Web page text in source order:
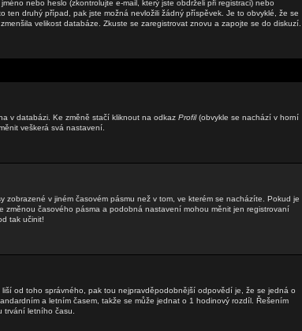
nebo heslo (zkontrolujte e-mail, který jste obdrželi při registraci) nebo
ten druhý případ, pak jste možná nevložili žádný příspěvek. Je to obvyklé, že se
velikost databáze. Zkuste se zaregistrovat znovu a zapojte se do diskuzí.
v databázi. Ke změně stačí kliknout na odkaz Profil(obvykle se nachází v horní
veškerá svá nastavení.
zobrazené v jiném časovém pásmu než v tom, ve kterém se nacházíte. Pokud je
změnou časového pásma a podobná nastavení mohou měnit jen registrovaní
tak učinit!
od toho správného, pak tou nejpravděpodobnější odpovědí je, že se jedná o
a letním časem, takže se může jednat o 1 hodinový rozdíl. Řešením
letního času.